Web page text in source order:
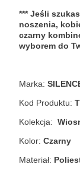
*** Jeśli
noszenia,
czarny
wyborem do
Marka:
Kod Produktu:
Kolekcja:
Kolor: Czarny
Materiał: